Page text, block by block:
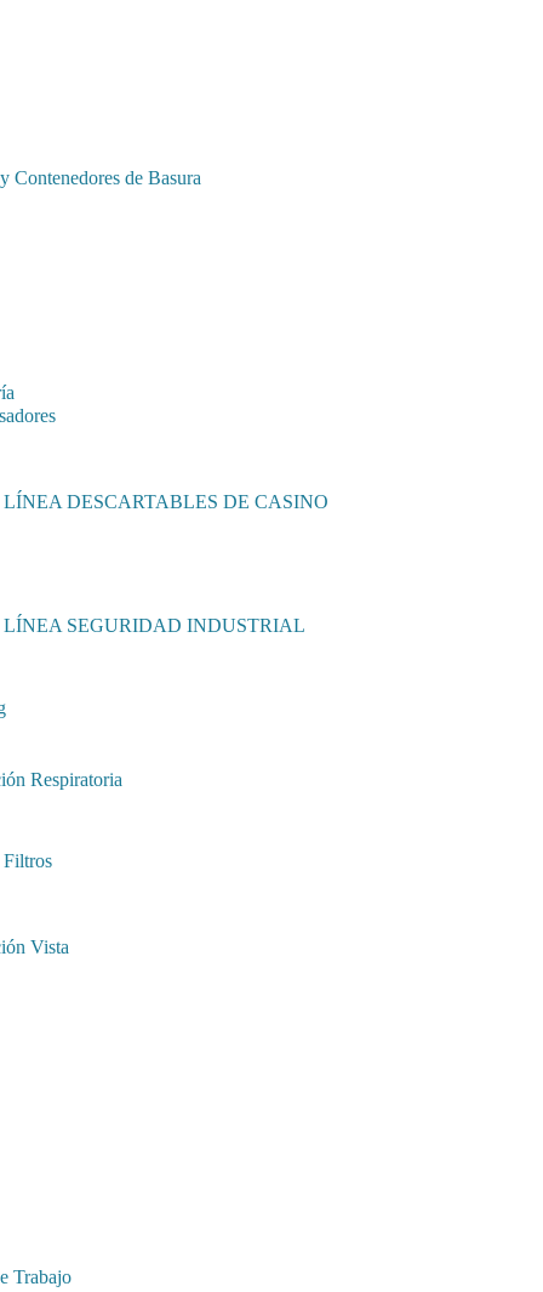
Contenedores de Basura
LÍNEA DESCARTABLES DE CASINO
LÍNEA SEGURIDAD INDUSTRIAL
Respiratoria
Filtros
Vista
Trabajo